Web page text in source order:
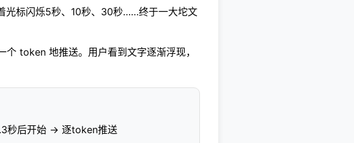
光标闪烁5秒、10秒、30秒……终于一大坨文
token 地推送。用户看到文字逐渐浮现，
秒后开始 → 逐token推送